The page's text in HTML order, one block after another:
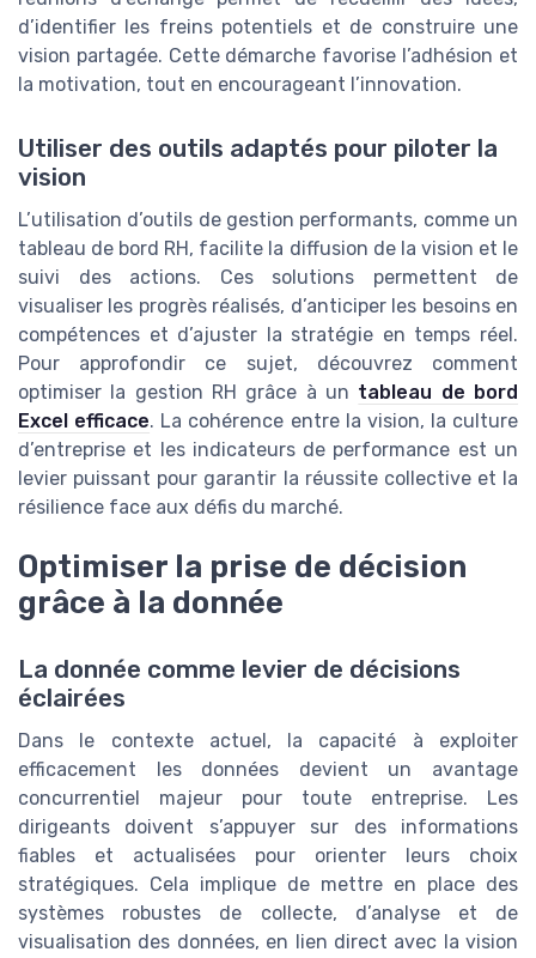
d’identifier les freins potentiels et de construire une
vision partagée. Cette démarche favorise l’adhésion et
la motivation, tout en encourageant l’innovation.
Utiliser des outils adaptés pour piloter la
vision
L’utilisation d’outils de gestion performants, comme un
tableau de bord RH, facilite la diffusion de la vision et le
suivi des actions. Ces solutions permettent de
visualiser les progrès réalisés, d’anticiper les besoins en
compétences et d’ajuster la stratégie en temps réel.
Pour approfondir ce sujet, découvrez comment
optimiser la gestion RH grâce à un tableau de bord
Excel efficace. La cohérence entre la vision, la culture
d’entreprise et les indicateurs de performance est un
levier puissant pour garantir la réussite collective et la
résilience face aux défis du marché.
Optimiser la prise de décision
grâce à la donnée
La donnée comme levier de décisions
éclairées
Dans le contexte actuel, la capacité à exploiter
efficacement les données devient un avantage
concurrentiel majeur pour toute entreprise. Les
dirigeants doivent s’appuyer sur des informations
fiables et actualisées pour orienter leurs choix
stratégiques. Cela implique de mettre en place des
systèmes robustes de collecte, d’analyse et de
visualisation des données, en lien direct avec la vision